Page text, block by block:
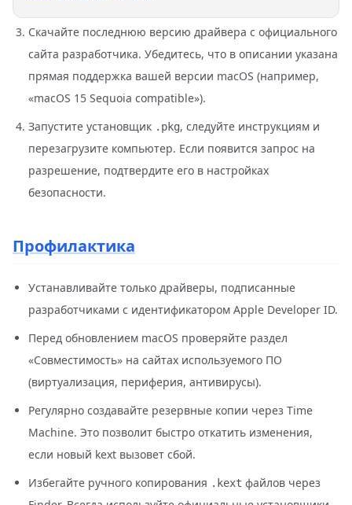
Скачайте последнюю версию драйвера с официального
сайта разработчика. Убедитесь, что в описании указана
прямая поддержка вашей версии macOS (например,
«macOS 15 Sequoia compatible»).
Запустите установщик .pkg, следуйте инструкциям и
перезагрузите компьютер. Если появится запрос на
разрешение, подтвердите его в настройках
безопасности.
Профилактика
Устанавливайте только драйверы, подписанные
разработчиками с идентификатором Apple Developer ID.
Перед обновлением macOS проверяйте раздел
«Совместимость» на сайтах используемого ПО
(виртуализация, периферия, антивирусы).
Регулярно создавайте резервные копии через Time
Machine. Это позволит быстро откатить изменения,
если новый kext вызовет сбой.
Избегайте ручного копирования .kext файлов через